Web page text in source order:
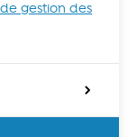
gestion des